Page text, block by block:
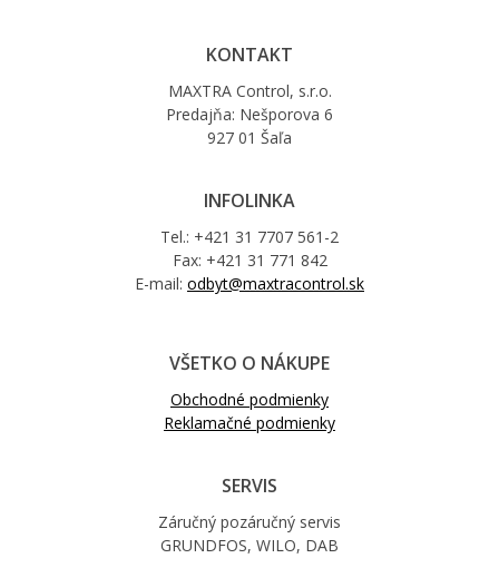
KONTAKT
MAXTRA Control, s.r.o.
Predajňa: Nešporova 6
927 01 Šaľa
INFOLINKA
Tel.: +421 31 7707 561-2
Fax: +421 31 771 842
E-mail: odbyt@maxtracontrol.sk
VŠETKO O NÁKUPE
Obchodné podmienky
Reklamačné podmienky
SERVIS
Záručný pozáručný servis
GRUNDFOS, WILO, DAB